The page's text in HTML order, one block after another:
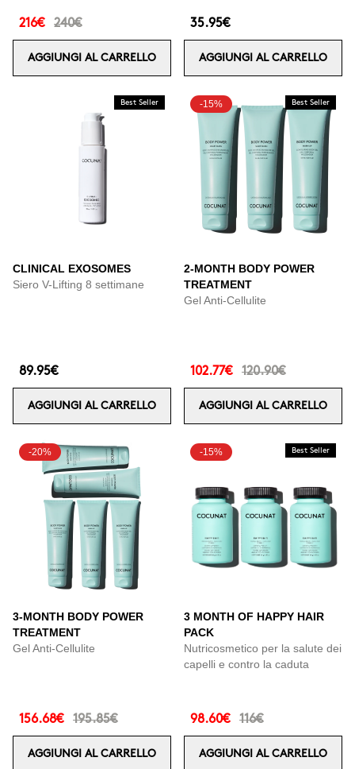
216€ 240€
AGGIUNGI AL CARRELLO
35.95€
AGGIUNGI AL CARRELLO
Best Seller
CLINICAL EXOSOMES
Siero V-Lifting 8 settimane
89.95€
AGGIUNGI AL CARRELLO
-15% Best Seller
2-MONTH BODY POWER
TREATMENT
Gel Anti-Cellulite
102.77€ 120.90€
AGGIUNGI AL CARRELLO
-20%
3-MONTH BODY POWER
TREATMENT
Gel Anti-Cellulite
156.68€ 195.85€
AGGIUNGI AL CARRELLO
-15% Best Seller
3 MONTH OF HAPPY HAIR
PACK
Nutricosmetico per la salute dei
capelli e contro la caduta
98.60€ 116€
AGGIUNGI AL CARRELLO